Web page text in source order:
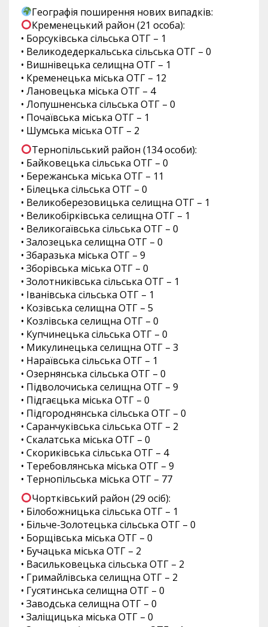
Географія поширення нових випадків:
Кременецький район (21 особа):
• Борсуківська сільська ОТГ – 1
• Великодедеркальська сільська ОТГ – 0
• Вишнівецька селищна ОТГ – 1
• Кременецька міська ОТГ – 12
• Лановецька міська ОТГ – 4
• Лопушненська сільська ОТГ – 0
• Почаївська міська ОТГ – 1
• Шумська міська ОТГ – 2
Тернопільський район (134 особи):
• Байковецька сільська ОТГ – 0
• Бережанська міська ОТГ – 11
• Білецька сільська ОТГ – 0
• Великоберезовицька селищна ОТГ – 1
• Великобірківська селищна ОТГ – 1
• Великогаївська сільська ОТГ – 0
• Залозецька селищна ОТГ – 0
• Збаразька міська ОТГ – 9
• Зборівська міська ОТГ – 0
• Золотниківська сільська ОТГ – 1
• Іванівська сільська ОТГ – 1
• Козівська селищна ОТГ – 5
• Козлівська селищна ОТГ – 0
• Купчинецька сільська ОТГ – 0
• Микулинецька селищна ОТГ – 3
• Нараївська сільська ОТГ – 1
• Озернянська сільська ОТГ – 0
• Підволочиська селищна ОТГ – 9
• Підгаєцька міська ОТГ – 0
• Підгороднянська сільська ОТГ – 0
• Саранчуківська сільська ОТГ – 2
• Скалатська міська ОТГ – 0
• Скориківська сільська ОТГ – 4
• Теребовлянська міська ОТГ – 9
• Тернопільська міська ОТГ – 77
Чортківський район (29 осіб):
• Білобожницька сільська ОТГ – 1
• Більче-Золотецька сільська ОТГ – 0
• Борщівська міська ОТГ – 0
• Бучацька міська ОТГ – 2
• Васильковецька сільська ОТГ – 2
• Гримайлівська селищна ОТГ – 2
• Гусятинська селищна ОТГ – 0
• Заводська селищна ОТГ – 0
• Заліщицька міська ОТГ – 0